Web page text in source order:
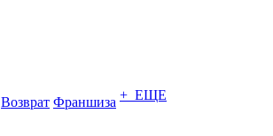
Возврат Франшиза + ЕЩЕ